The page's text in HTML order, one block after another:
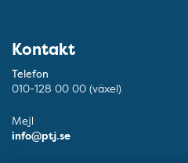
Kontakt
Telefon
010-128 00 00 (växel)
Mejl
info@ptj.se